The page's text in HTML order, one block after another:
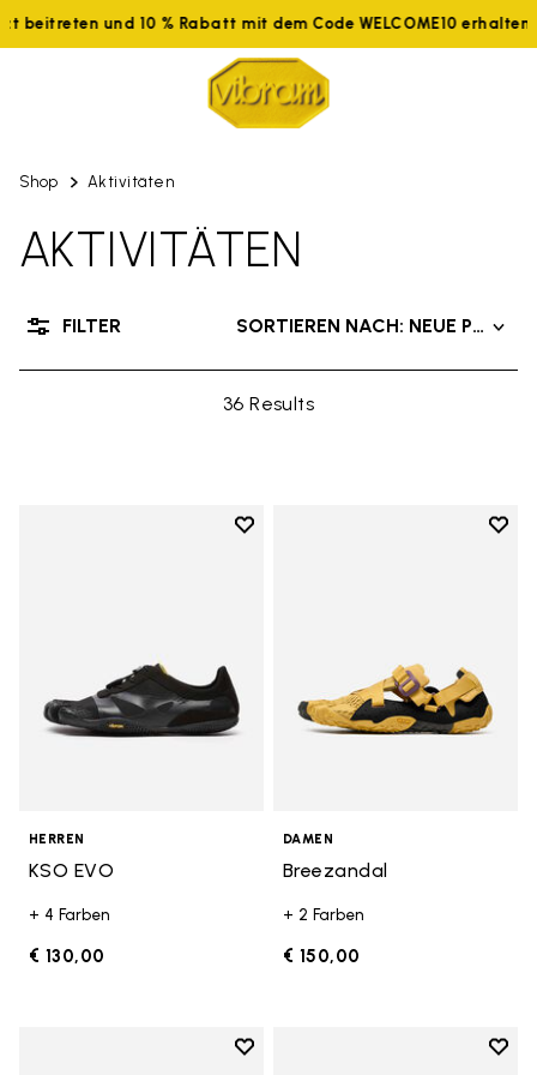
beitreten und 10 % Rabatt mit dem Code WELCOME10
Shop Aktivitäten
AKTIVITÄTEN
36 Results
SORTIEREN NACH: NEUE
FILTER
Add to wishlist
HERREN
KSO EVO
+ 4 Farben
€ 130,00
Add
DAMEN
Breezandal
+ 2 Farben
€ 150,00
Add to wishlist
Add